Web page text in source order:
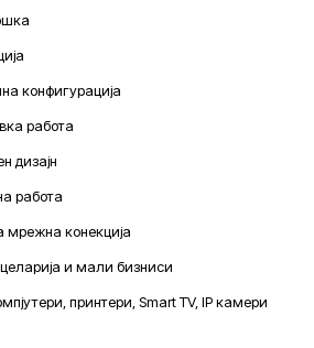
конфигурација
работа
дизајн
работа
мрежна конекција
и мали бизниси
принтери, Smart TV, IP камери